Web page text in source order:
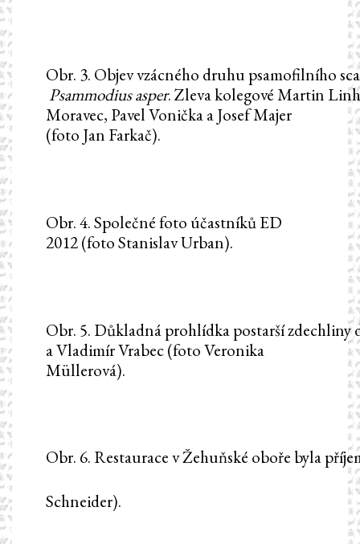
Obr. 3. Objev vzácného druhu psamofilního
Psammodiusasper. Zleva kolegové Martin
Moravec, Pavel Vonička a Josef Majer
(foto Jan Farkač).
Obr. 4. Společné foto účastníků ED
2012 (foto Stanislav Urban).
Obr. 5. Důkladná prohlídka postarší zdechliny
a Vladimír Vrabec (foto Veronika
Müllerová).
Obr. 6. Restaurace v Žehuňské oboře byla
Schneider).